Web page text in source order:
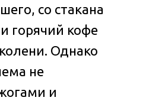
со стакана
горячий кофе
Однако
не
и